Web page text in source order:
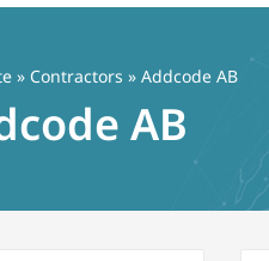
» Contractors » Addcode AB
AB